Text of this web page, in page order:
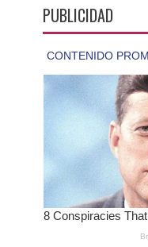
PUBLICIDAD